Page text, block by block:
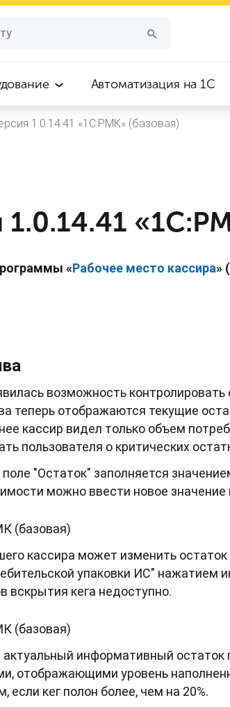
Автоматизация на 1С
1.0.14.41 «1С:РМК» (базовая)
1.0.14.41
«Рабочее место кассира»
возможность
теперь отображаются текущие
кассир видел только объем
пользователя о критических
"Остаток" заполняется
можно ввести новое значение
кассира может изменить
упаковки ИС" нажатием
вскрытия кега недоступно.
информативный остаток
отображающими уровень
кег полон более, чем на 20%.